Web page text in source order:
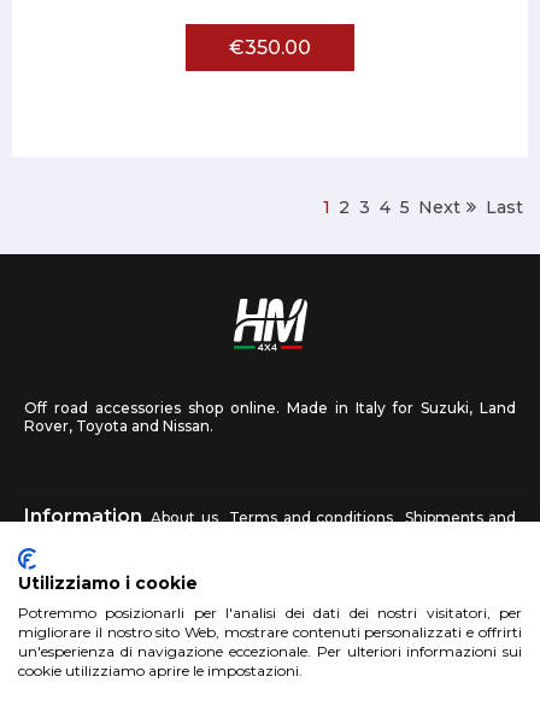
€350.00
1 2 3 4 5 Next Last
Off road accessories shop online. Made in Italy for Suzuki, Land
Rover, Toyota and Nissan.
Information About us Terms and conditions
Shipments and
returns
HM4X4 FAQ Affiliated workshop Send us a photo
Account Sign up
Utilizziamo i cookie
Potremmo posizionarli per l'analisi dei dati dei nostri visitatori, per
migliorare il nostro sito Web, mostrare contenuti personalizzati e offrirti
un'esperienza di navigazione eccezionale. Per ulteriori informazioni sui
cookie utilizziamo aprire le impostazioni.